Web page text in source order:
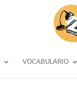
VOCABULARIO